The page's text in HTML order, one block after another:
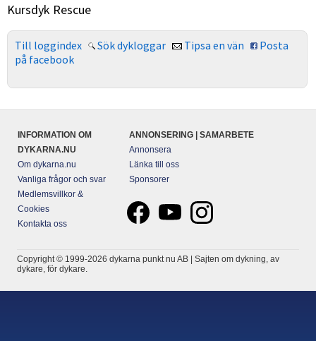
Kursdyk Rescue
Till loggindex Sök dykloggar Tipsa en vän
Posta
på facebook
INFORMATION OM
DYKARNA.NU
Om dykarna.nu
Vanliga frågor och svar
Medlemsvillkor &
Cookies
Kontakta oss
ANNONSERING | SAMARBETE
Annonsera
Länka till oss
Sponsorer
Copyright © 1999-2026 dykarna punkt nu AB | Sajten om dykning, av
dykare, för dykare.